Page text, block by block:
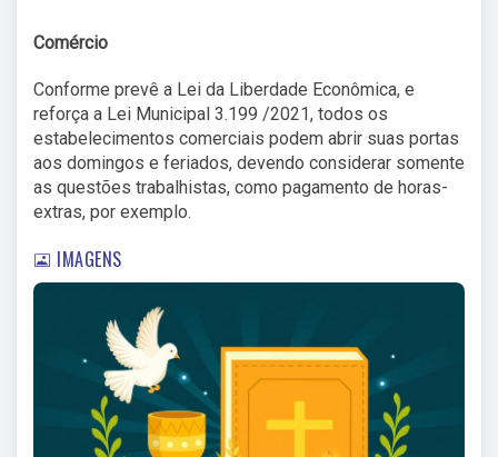
Comércio
Conforme prevê a Lei da Liberdade Econômica, e
reforça a Lei Municipal 3.199 /2021, todos os
estabelecimentos comerciais podem abrir suas portas
aos domingos e feriados, devendo considerar somente
as questões trabalhistas, como pagamento de horas-
extras, por exemplo.
IMAGENS